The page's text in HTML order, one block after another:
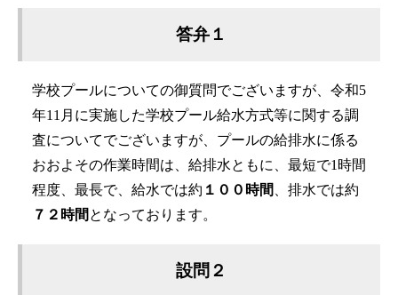
答弁１
学校プールについての御質問でございますが、令和5
年11月に実施した学校プール給水方式等に関する調
査についてでございますが、プールの給排水に係る
おおよその作業時間は、給排水ともに、最短で1時間
程度、最長で、給水では約 １００時間
、排水では約
７２時間 となっております。
設問２